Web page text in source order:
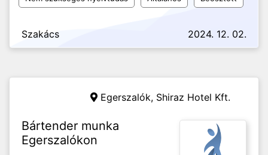
Szakács 2024. 12. 02.
Egerszalók, Shiraz Hotel Kft.
Bártender munka
Egerszalókon